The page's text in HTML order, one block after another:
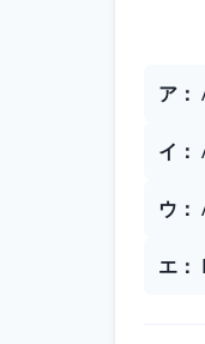
選
ア ：
イ ：
ウ ：
エ ：